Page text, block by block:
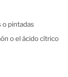
o pintadas
o el ácido cítrico